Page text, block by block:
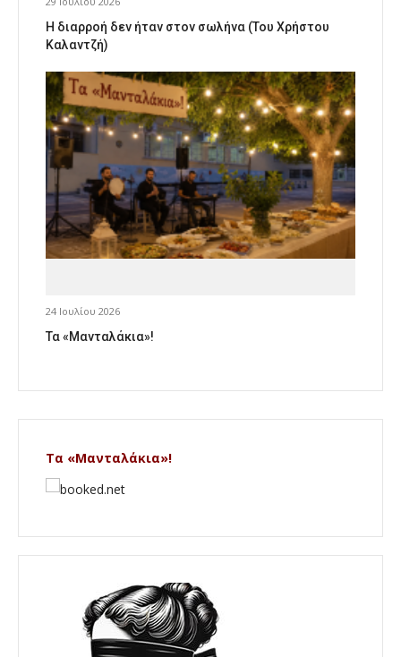
Η διαρροή δεν ήταν στον σωλήνα (Του Χρήστου
Καλαντζή)
24 Ιουλίου 2026
Τα «Μανταλάκια»!
Τα «Μανταλάκια»!